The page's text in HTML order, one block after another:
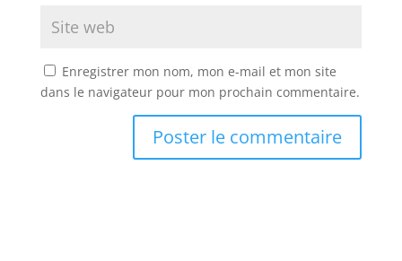
Enregistrer mon nom, mon e-mail et mon site
dans le navigateur pour mon prochain commentaire.